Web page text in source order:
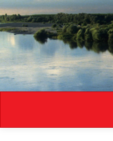
Salta
al
contenuto
principale